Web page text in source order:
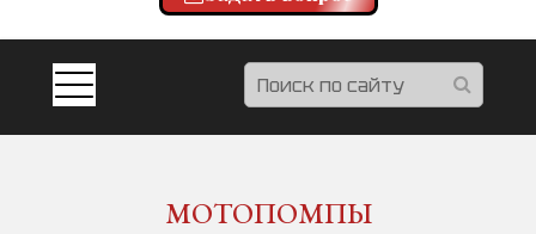
МОТОПОМПЫ